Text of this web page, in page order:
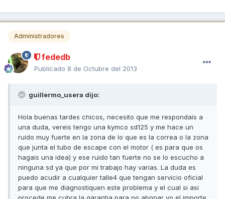
Administradores
fededb
Publicado 8 de Octubre del 2013
guillermo_usera dijo:
Hola buenas tardes chicos, necesito que me respondais a
una duda, vereis tengo una kymco sd125 y me hace un
ruido muy fuerte en la zona de lo que es la correa o la zona
que junta el tubo de escape con el motor ( es para que os
hagais una idea) y ese ruido tan fuerte no se lo escucho a
ninguna sd ya que por mi trabajo hay varias. La duda es
puedo acudir a cualquier talle4 que tengan servicio oficial
para que me diagnostiquen este problema y el cual si asi
procede me cubra la garantia para no abonar yo el importe